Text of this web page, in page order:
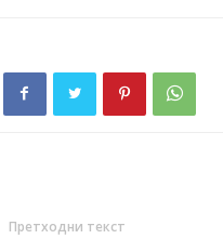
Претходни текст